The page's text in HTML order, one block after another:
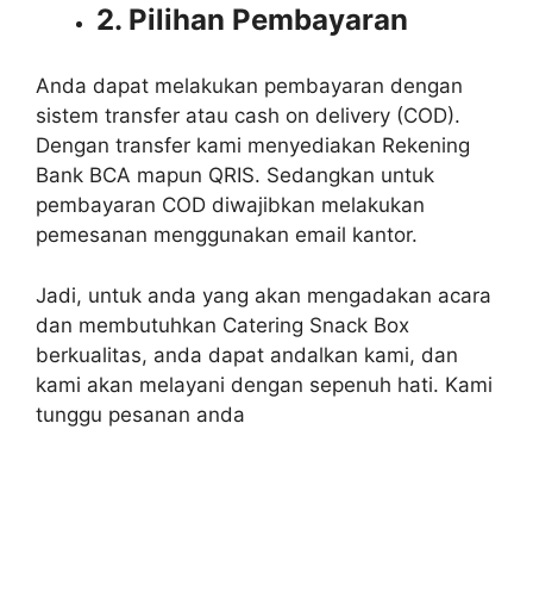
2. Pilihan Pembayaran
Anda dapat melakukan pembayaran dengan
sistem transfer atau cash on delivery (COD).
Dengan transfer kami menyediakan Rekening
Bank BCA mapun QRIS. Sedangkan untuk
pembayaran COD diwajibkan melakukan
pemesanan menggunakan email kantor.
Jadi, untuk anda yang akan mengadakan acara
dan membutuhkan Catering Snack Box
berkualitas, anda dapat andalkan kami, dan
kami akan melayani dengan sepenuh hati. Kami
tunggu pesanan anda